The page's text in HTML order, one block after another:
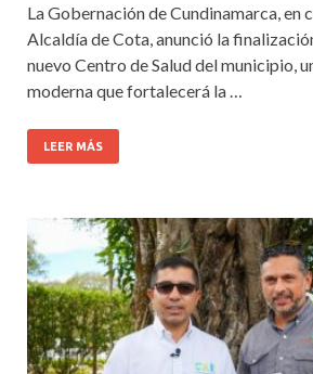
La Gobernación de Cundinamarca, en
Alcaldía de Cota, anunció la
nuevo Centro de Salud del municipio,
moderna que fortalecerá la …
LEER MÁS